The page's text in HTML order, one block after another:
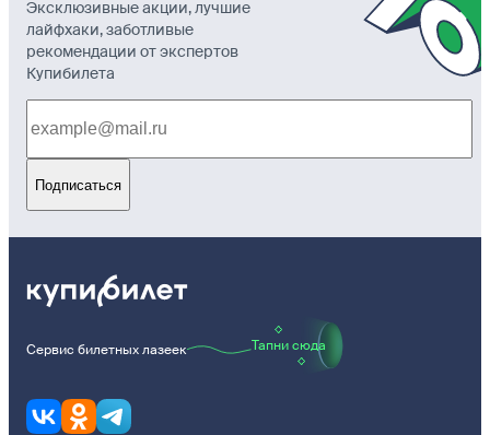
Эксклюзивные акции, лучшие
лайфхаки, заботливые
рекомендации от экспертов
Купибилета
Подписаться
Сервис билетных лазеек Тапни сюда